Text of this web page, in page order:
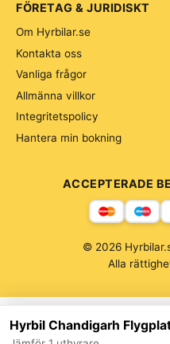
Hyrbil Chandigarh
FÖRETAG & JURIDISKT
Om Hyrbilar.se
Kontakta oss
Vanliga frågor
Allmänna villkor
Integritetspolicy
Hantera min bokning
ACCEPTERADE
© 2026
Alla